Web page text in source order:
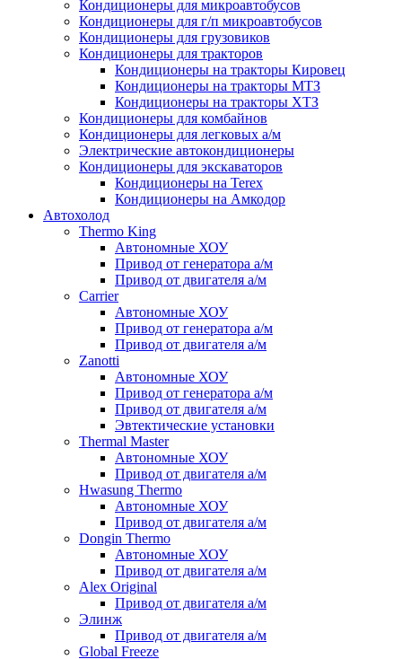
Кондиционеры для микроавтобусов
Кондиционеры для г/п микроавтобусов
Кондиционеры для грузовиков
Кондиционеры для тракторов
Кондиционеры на тракторы Кировец
Кондиционеры на тракторы МТЗ
Кондиционеры на тракторы ХТЗ
Кондиционеры для комбайнов
Кондиционеры для легковых а/м
Электрические автокондиционеры
Кондиционеры для экскаваторов
Кондиционеры на Terex
Кондиционеры на Амкодор
Автохолод
Thermo King
Автономные ХОУ
Привод от генератора а/м
Привод от двигателя а/м
Carrier
Автономные ХОУ
Привод от генератора а/м
Привод от двигателя а/м
Zanotti
Автономные ХОУ
Привод от генератора а/м
Привод от двигателя а/м
Эвтектические установки
Thermal Master
Автономные ХОУ
Привод от двигателя а/м
Hwasung Thermo
Автономные ХОУ
Привод от двигателя а/м
Dongin Thermo
Автономные ХОУ
Привод от двигателя а/м
Alex Original
Привод от двигателя а/м
Элинж
Привод от двигателя а/м
Global Freeze